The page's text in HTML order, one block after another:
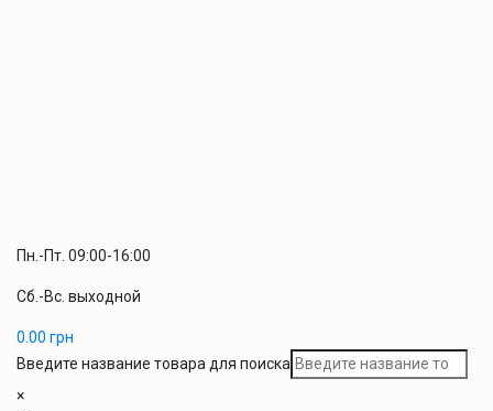
Пн.-Пт. 09:00-16:00
Сб.-Вс. выходной
0.00 грн
Введите название товара для поиска
×